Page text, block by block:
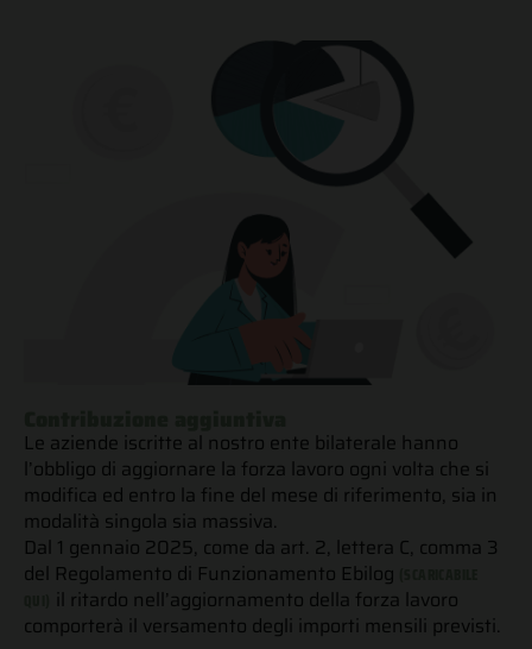
Le aziende iscritte al nostro ente bilaterale hanno
l’obbligo di aggiornare la forza lavoro ogni volta che si
modifica ed entro la fine del mese di riferimento, sia in
modalità singola sia massiva.
Dal 1 gennaio 2025, come da art. 2, lettera C, comma 3
del Regolamento di Funzionamento Ebilog
il ritardo nell’aggiornamento della forza lavoro
comporterà il versamento degli importi mensili previsti.